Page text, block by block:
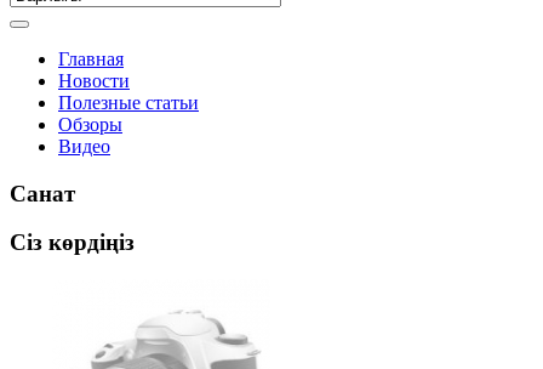
Главная
Новости
Полезные статьи
Обзоры
Видео
Санат
Сіз көрдіңіз